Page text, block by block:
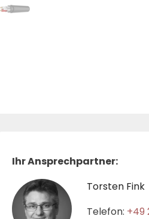
Ihr Ansprechpartner:
Torsten Fink
Telefon: +49